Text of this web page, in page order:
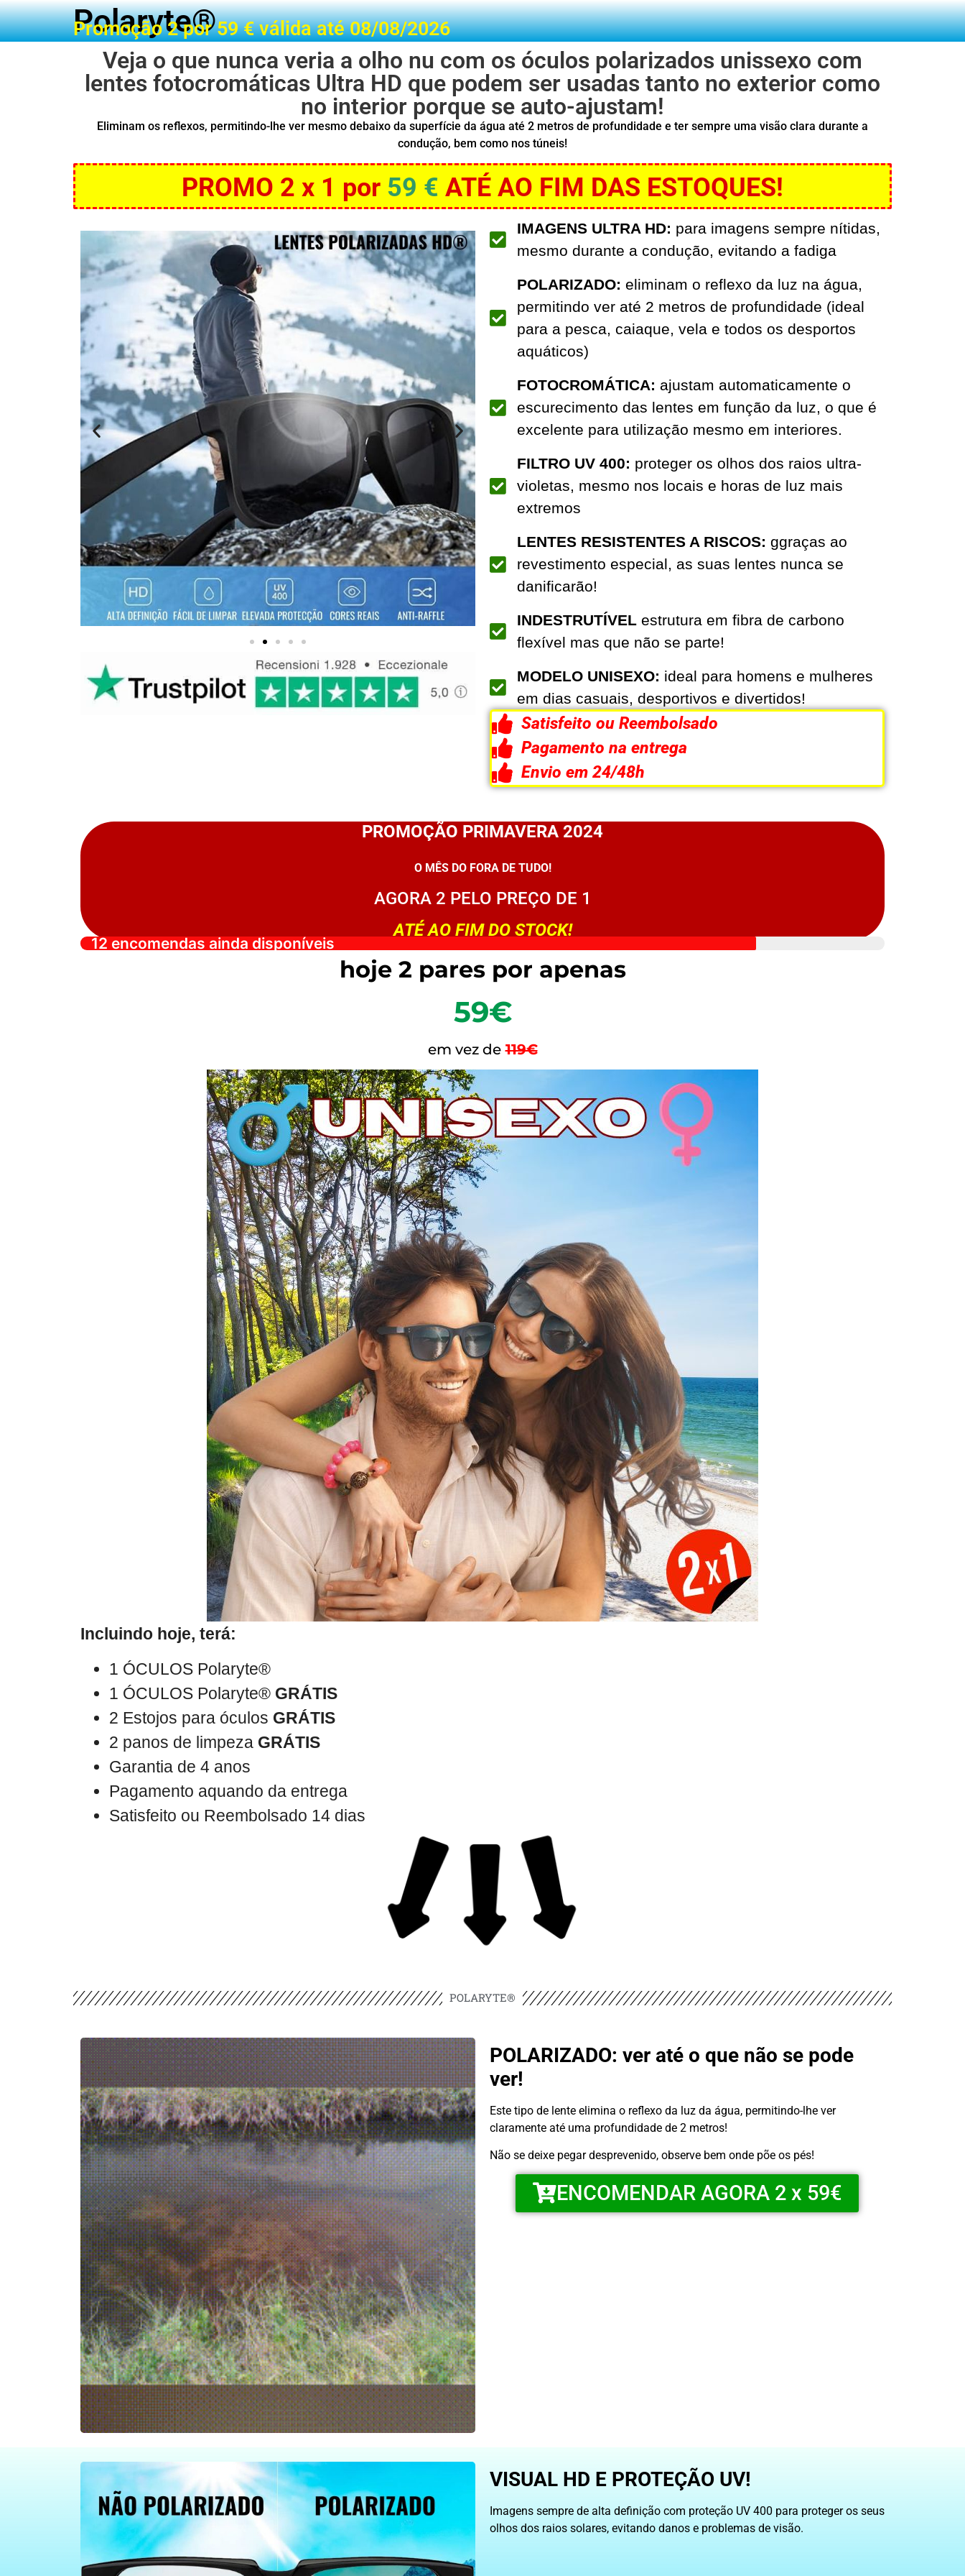
Polaryte®
Promoção 2 por 59 € válida até 08/08/2026
Veja o que nunca veria a olho nu com os óculos polarizados unissexo com
lentes fotocromáticas Ultra HD que podem ser usadas tanto no exterior como
no interior porque se auto-ajustam!
Eliminam os reflexos, permitindo-lhe ver mesmo debaixo da superfície da água até 2 metros de profundidade e ter sempre uma visão clara durante a
condução, bem como nos túneis!
PROMO 2 x 1 por 59 € ATÉ AO FIM DAS ESTOQUES!
IMAGENS ULTRA HD: para imagens sempre nítidas,
mesmo durante a condução, evitando a fadiga
POLARIZADO: eliminam o reflexo da luz na água,
permitindo ver até 2 metros de profundidade (ideal
para a pesca, caiaque, vela e todos os desportos
aquáticos)
FOTOCROMÁTICA: ajustam automaticamente o
escurecimento das lentes em função da luz, o que é
excelente para utilização mesmo em interiores.
FILTRO UV 400: proteger os olhos dos raios ultra-
violetas, mesmo nos locais e horas de luz mais
extremos
LENTES RESISTENTES A RISCOS: ggraças ao
revestimento especial, as suas lentes nunca se
danificarão!
INDESTRUTÍVEL estrutura em fibra de carbono
flexível mas que não se parte!
MODELO UNISEXO: ideal para homens e mulheres
em dias casuais, desportivos e divertidos!
Satisfeito ou Reembolsado
Pagamento na entrega
Envio em 24/48h
PROMOÇÃO PRIMAVERA 2024
O MÊS DO FORA DE TUDO!
AGORA 2 PELO PREÇO DE 1
ATÉ AO FIM DO STOCK!
12 encomendas ainda disponíveis
hoje 2 pares por apenas
59€
em vez de 119€
Incluindo hoje, terá:
1 ÓCULOS Polaryte®
1 ÓCULOS Polaryte® GRÁTIS
2 Estojos para óculos GRÁTIS
2 panos de limpeza GRÁTIS
Garantia de 4 anos
Pagamento aquando da entrega
Satisfeito ou Reembolsado 14 dias
POLARYTE®
POLARIZADO: ver até o que não se pode
ver!
Este tipo de lente elimina o reflexo da luz da água, permitindo-lhe ver
claramente até uma profundidade de 2 metros!
Não se deixe pegar desprevenido, observe bem onde põe os pés!
ENCOMENDAR AGORA 2 x 59€
VISUAL HD E PROTEÇÃO UV!
Imagens sempre de alta definição com proteção UV 400 para proteger os seus
olhos dos raios solares, evitando danos e problemas de visão.